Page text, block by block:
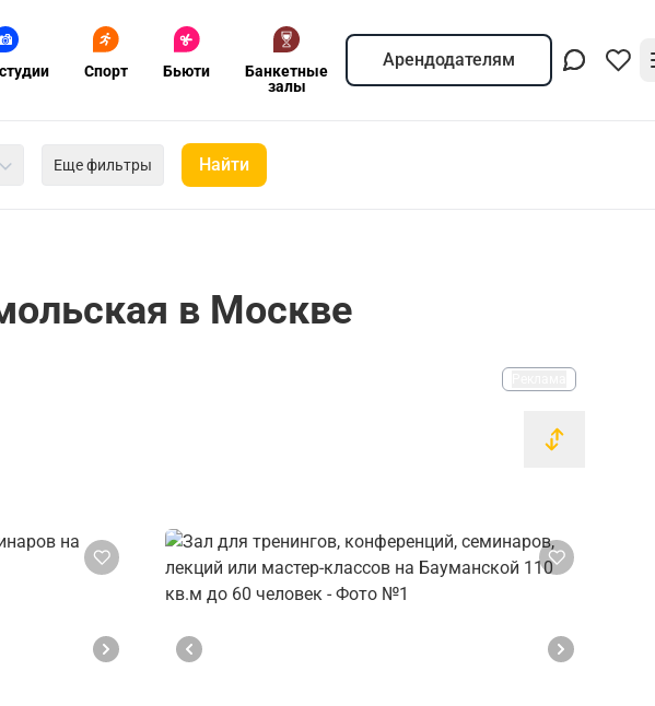
Спорт Бьюти
Банкетные
залы
Арендодателям
Еще фильтры Найти
в Москве